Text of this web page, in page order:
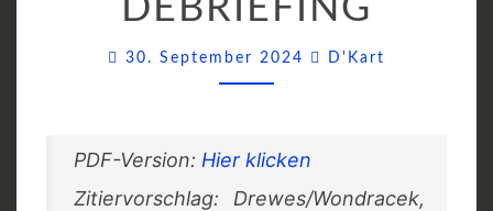
DEBRIEFING
DEBRIEFING
30. September 2024 D'Kart
PDF-Version: Hier klicken
Zitiervorschlag: Drewes/Wondracek,